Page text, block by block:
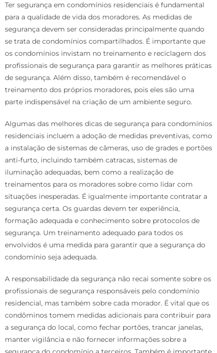
Ter segurança em condomínios residenciais é fundamental
para a qualidade de vida dos moradores. As medidas de
segurança devem ser consideradas principalmente quando
se trata de condomínios compartilhados. É importante que
os condomínios invistam no treinamento e reciclagem dos
profissionais de segurança para garantir as melhores práticas
de segurança. Além disso, também é recomendável o
treinamento dos próprios moradores, pois eles são uma
parte indispensável na criação de um ambiente seguro.
Algumas das melhores dicas de segurança para condomínios
residenciais incluem a adoção de medidas preventivas, como
a instalação de sistemas de câmeras, uso de grades e portões
anti-furto, incluindo também catracas, sistemas de
iluminação adequadas, bem como a realização de
treinamentos para os moradores sobre como lidar com
situações inesperadas. É igualmente importante contratar a
segurança certa. Os guardas devem ter experiência,
formação adequada e conhecimento sobre protocolos de
segurança. Um treinamento adequado para todos os
envolvidos é uma medida para garantir que a segurança do
condomínio seja adequada.
A responsabilidade da segurança não recai somente sobre os
profissionais de segurança responsáveis pelo condomínio
residencial, mas também sobre cada morador. É vital que os
condôminos tomem medidas adicionais para contribuir para
a segurança do local, como fechar portões, trancar janelas,
manter vigilância e não fornecer informações sobre a